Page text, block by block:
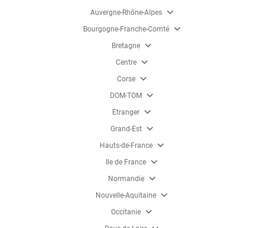
Auvergne-Rhône-Alpes expand_more
Bourgogne-Franche-Comté expand_more
Bretagne expand_more
Centre expand_more
Corse expand_more
DOM-TOM expand_more
Etranger expand_more
Grand-Est expand_more
Hauts-de-France expand_more
Ile de France expand_more
Normandie expand_more
Nouvelle-Aquitaine expand_more
Occitanie expand_more